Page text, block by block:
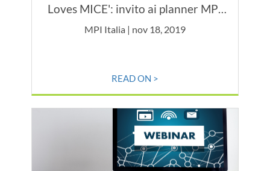
Loves MICE': invito ai planner MPI
Italia
MPI Italia | nov 18, 2019
READ ON >